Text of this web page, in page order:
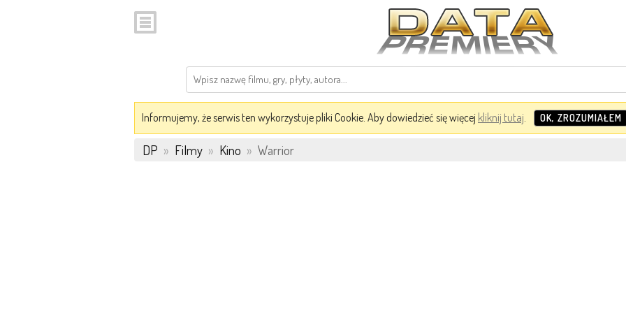
Informujemy, że serwis ten wykorzystuje pliki Cookie. Aby dowiedzieć się więcej kliknij tutaj. OK, ZROZUMIAŁEM
DP » Filmy » Kino » Warrior